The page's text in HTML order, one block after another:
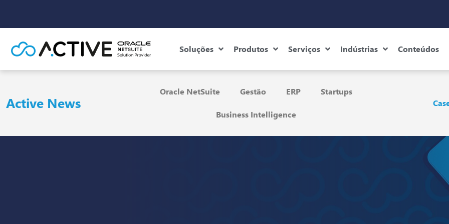
Soluções Produtos Serviços Indústrias Conteúdos
Active News
Oracle NetSuite Gestão ERP Startups
Business Intelligence